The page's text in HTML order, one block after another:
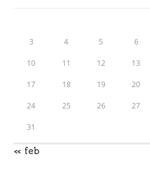
3 4 5 6
10 11 12 13
17 18 19 20
24 25 26 27
31
« feb